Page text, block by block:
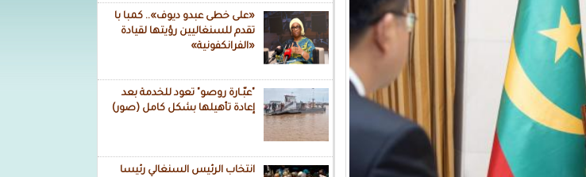
«على خطى عبدو ديوف».. كمبا با
تقدم للسنغاليين رؤيتها لقيادة
«الفرانكفونية»
"عبّـارة روصو" تعود للخدمة بعد
إعادة تأهيلها بشكل كامل (صور)
انتخاب الرئيس السنغالي رئيسا